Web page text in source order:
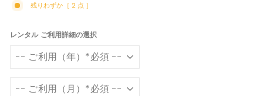
残りわずか［ 2 点 ］
レンタル ご利用詳細の選択